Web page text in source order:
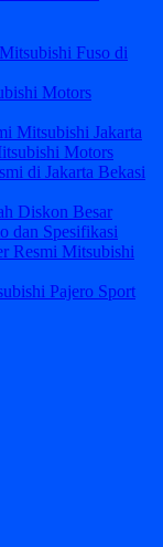
Fuso di
Motors
Mitsubishi Jakarta
di Jakarta Bekasi
dan Spesifikasi
Resmi Mitsubishi
Pajero Sport